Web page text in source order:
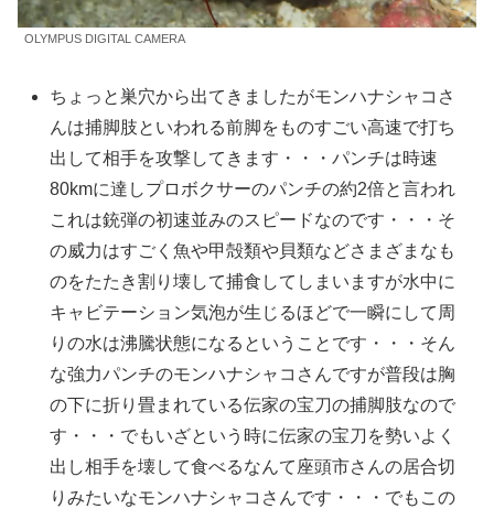
OLYMPUS DIGITAL CAMERA
ちょっと巣穴から出てきましたがモンハナシャコさ
んは捕脚肢といわれる前脚をものすごい高速で打ち
出して相手を攻撃してきます・・・パンチは時速
80kmに達しプロボクサーのパンチの約2倍と言われ
これは銃弾の初速並みのスピードなのです・・・そ
の威力はすごく魚や甲殻類や貝類などさまざまなも
のをたたき割り壊して捕食してしまいますが水中に
キャビテーション気泡が生じるほどで一瞬にして周
りの水は沸騰状態になるということです・・・そん
な強力パンチのモンハナシャコさんですが普段は胸
の下に折り畳まれている伝家の宝刀の捕脚肢なので
す・・・でもいざという時に伝家の宝刀を勢いよく
出し相手を壊して食べるなんて座頭市さんの居合切
りみたいなモンハナシャコさんです・・・でもこの